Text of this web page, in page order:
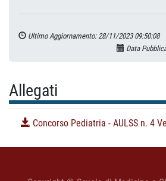
Ultimo Aggiornamento: 28/11/2023 09:50:08
Data
Allegati
Concorso Pediatria - AULSS n. 4